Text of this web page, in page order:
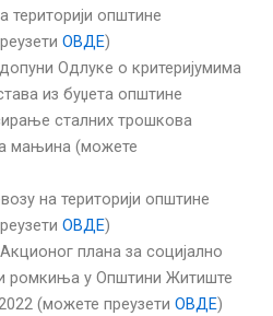
територији општине
ОВДЕ)
Одлуке о критеријумима
из буџета општине
сталних трошкова
мањина (можете
на територији општине
ОВДЕ)
плана за социјално
ромкиња у Општини Житиште
(можете преузети ОВДЕ)